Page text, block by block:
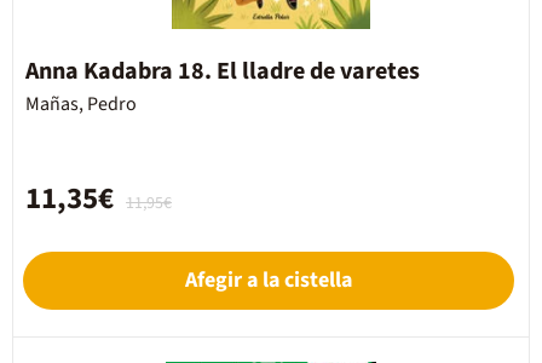
Anna Kadabra 18. El lladre de varetes
Mañas, Pedro
11,95€
11,35€
Afegir a la cistella